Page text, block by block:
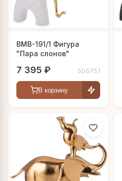
BMB-191/1 Фигура
"Пара слонов"
7 395 ₽ 506751
В корзину